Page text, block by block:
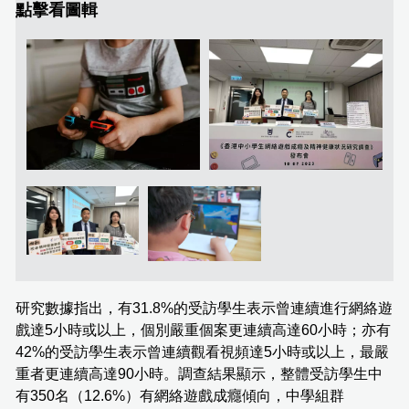
點擊看圖輯
研究數據指出，有31.8%的受訪學生表示曾連續進行網絡遊
戲達5小時或以上，個別嚴重個案更連續高達60小時；亦有
42%的受訪學生表示曾連續觀看視頻達5小時或以上，最嚴
重者更連續高達90小時。調查結果顯示，整體受訪學生中
有350名（12.6%）有網絡遊戲成癮傾向，中學組群